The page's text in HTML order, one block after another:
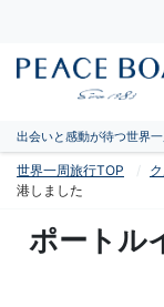
出会いと感動が待つ世界
世界一周旅行TOP
港しました
ポートル